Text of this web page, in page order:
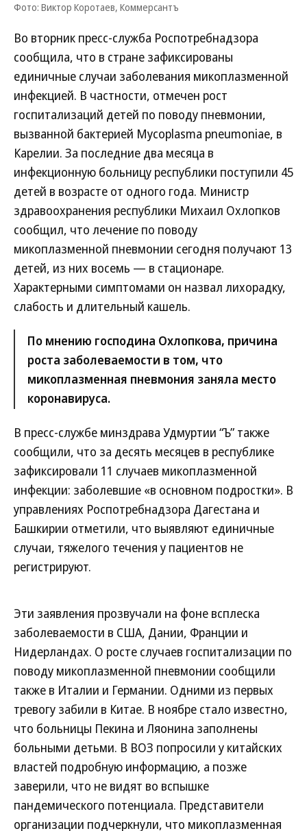
Фото: Виктор Коротаев, Коммерсантъ
Во вторник пресс-служба Роспотребнадзора
сообщила, что в стране зафиксированы
единичные случаи заболевания микоплазменной
инфекцией. В частности, отмечен рост
госпитализаций детей по поводу пневмонии,
вызванной бактерией Mycoplasma pneumoniae, в
Карелии. За последние два месяца в
инфекционную больницу республики поступили 45
детей в возрасте от одного года. Министр
здравоохранения республики Михаил Охлопков
сообщил, что лечение по поводу
микоплазменной пневмонии сегодня получают 13
детей, из них восемь — в стационаре.
Характерными симптомами он назвал лихорадку,
слабость и длительный кашель.
По мнению господина Охлопкова, причина
роста заболеваемости в том, что
микоплазменная пневмония заняла место
коронавируса.
В пресс-службе минздрава Удмуртии “Ъ” также
сообщили, что за десять месяцев в республике
зафиксировали 11 случаев микоплазменной
инфекции: заболевшие «в основном подростки». В
управлениях Роспотребнадзора Дагестана и
Башкирии отметили, что выявляют единичные
случаи, тяжелого течения у пациентов не
регистрируют.
Эти заявления прозвучали на фоне всплеска
заболеваемости в США, Дании, Франции и
Нидерландах. О росте случаев госпитализации по
поводу микоплазменной пневмонии сообщили
также в Италии и Германии. Одними из первых
тревогу забили в Китае. В ноябре стало известно,
что больницы Пекина и Ляонина заполнены
больными детьми. В ВОЗ попросили у китайских
властей подробную информацию, а позже
заверили, что не видят во вспышке
пандемического потенциала. Представители
организации подчеркнули, что микоплазменная